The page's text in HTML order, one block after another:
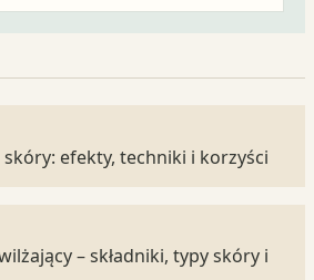
efekty, techniki i korzyści
– składniki, typy skóry i